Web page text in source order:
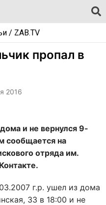
/ ZAB.TV
пропал в
2016
и не вернулся 9-
сообщается на
отряда им.
г.р. ушел из дома
33 в 18:00 и не